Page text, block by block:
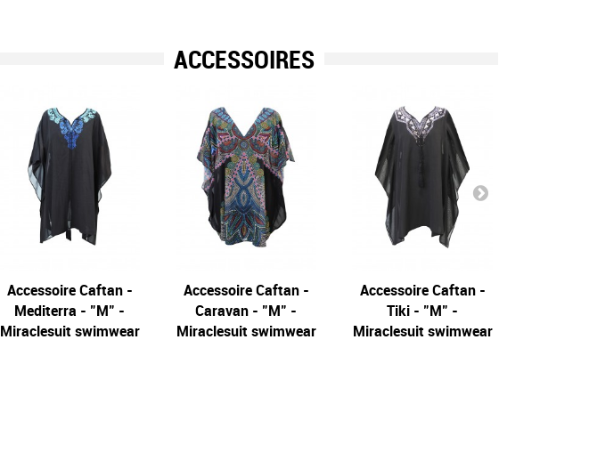
Palma
Illusionists
Mirage
Illusionists
Palma
Illusionists
ACCESSOIRES
Accessoire Caftan -
Mediterra - "M" -
Miraclesuit swimwear
Accessoire Caftan -
Caravan - "M" -
Miraclesuit swimwear
Accessoire Caftan -
Tiki - "M" -
Miraclesuit swimwear